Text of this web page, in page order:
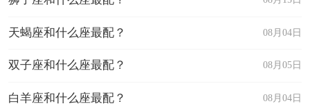
08月04日
天蝎座和什么座最配？
08月05日
双子座和什么座最配？
08月04日
白羊座和什么座最配？